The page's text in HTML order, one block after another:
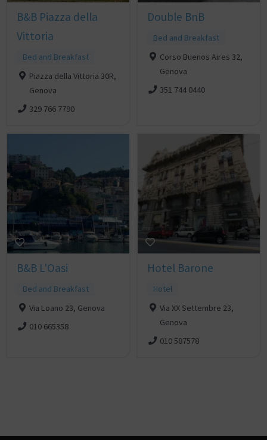
B&B Piazza della
Vittoria
Bed and Breakfast
Piazza della Vittoria 30R,
Genova
329 766 7790
Double BnB
Bed and Breakfast
Corso Buenos Aires 32,
Genova
351 744 0440
B&B L'Oasi
Bed and Breakfast
Via Loano 23, Genova
010 665358
Hotel Barone
Hotel
Via XX Settembre 23,
Genova
010 587578